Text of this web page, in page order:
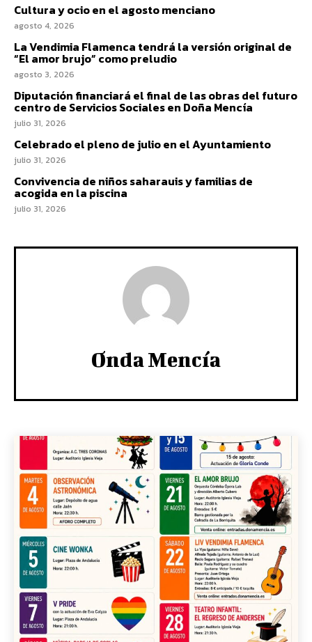
Cultura y ocio en el agosto menciano
agosto 4, 2026
La Vendimia Flamenca tendrá la versión original de
“El amor brujo” como preludio
agosto 3, 2026
Diputación financiará el final de las obras del futuro
centro de Servicios Sociales en Doña Mencía
julio 31, 2026
Celebrado el pleno de julio en el Ayuntamiento
julio 31, 2026
Convivencia de niños saharauis y familias de
acogida en la piscina
julio 31, 2026
Onda Mencía